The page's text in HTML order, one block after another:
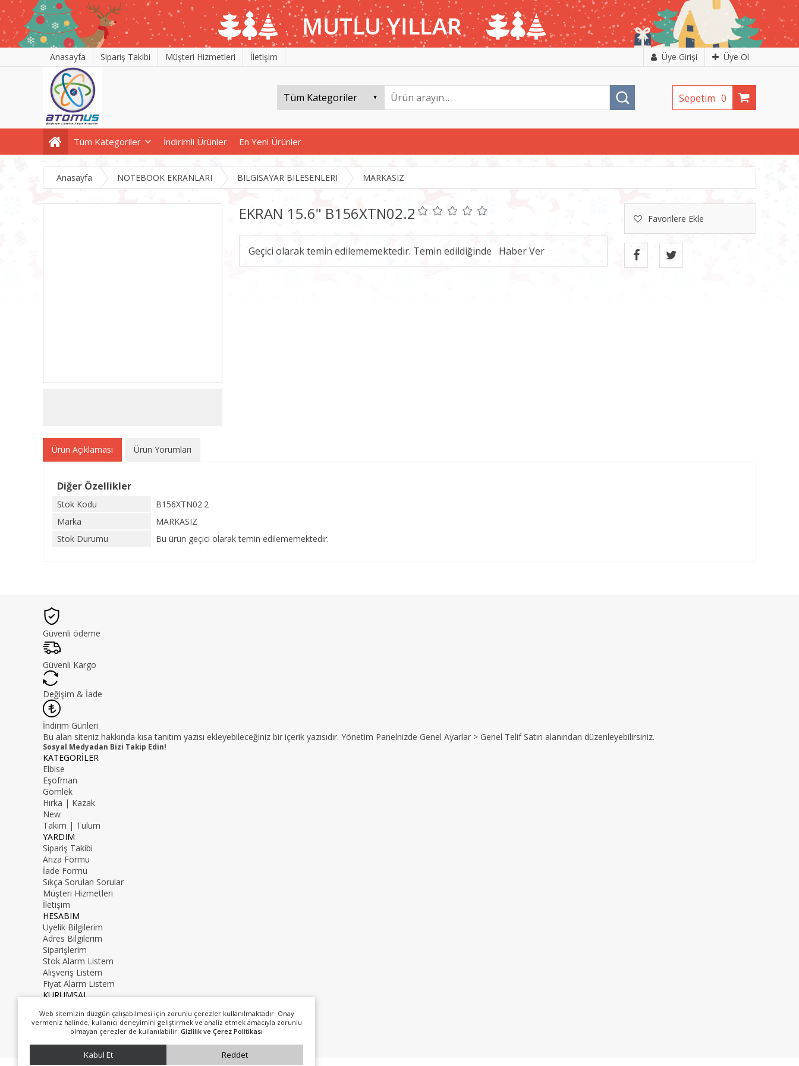
Anasayfa Sipariş Takibi Müşteri Hizmetleri İletişim Üye Girişi Üye Ol
Sepetim 0
Tüm Kategoriler İndirimli Ürünler En Yeni Ürünler
Web sitemizin düzgün çalışabilmesi için zorunlu çerezler kullanılmaktadır. Onay
vermeniz halinde, kullanıcı deneyimini geliştirmek ve analiz etmek amacıyla zorunlu
olmayan çerezler de kullanılabilir. Gizlilik ve Çerez Politikası
Kabul Et Reddet
Anasayfa NOTEBOOK EKRANLARI BILGISAYAR BILESENLERI MARKASIZ
EKRAN 15.6" B156XTN02.2 Favorilere Ekle
Geçici olarak temin edilememektedir. Temin edildiğinde
Ürün Açıklaması Ürün Yorumları
Diğer Özellikler
Stok Kodu
B156XTN02.2
Marka
MARKASIZ
Stok Durumu
Bu ürün geçici olarak temin edilememektedir.
Güvenli ödeme
Güvenli Kargo
Değişim & İade
İndirim Günleri
Bu alan siteniz hakkında kısa tanıtım yazısı ekleyebileceğiniz bir içerik yazısıdır. Yönetim Panelnizde Genel Ayarlar > Genel Telif Satırı alanından düzenleyebilirsiniz.
Sosyal Medyadan Bizi Takip Edin!
KATEGORİLER
Elbise
Eşofman
Gömlek
Hırka | Kazak
New
Takım | Tulum
YARDIM
Sipariş Takibi
Arıza Formu
İade Formu
Sıkça Sorulan Sorular
Müşteri Hizmetleri
İletişim
HESABIM
Üyelik Bilgilerim
Adres Bilgilerim
Siparişlerim
Stok Alarm Listem
Alışveriş Listem
Fiyat Alarm Listem
KURUMSAL
Hakkımızda
0216 000 00 00